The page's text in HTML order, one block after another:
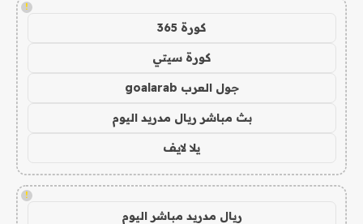
!
كورة 365
كورة سيتي
جول العرب goalarab
بث مباشر ريال مدريد اليوم
يلا لايف
!
ريال مدريد مباشر اليوم